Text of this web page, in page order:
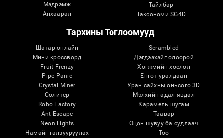
Мэдрэмж
Анхаарал
Тайлбар
Таксономи SG4D
Тархины Тоглоомууд
Шатар онлайн
Мини кроссворд
Fruit Frenzy
Pipe Panic
Crystal Miner
Солитер
Robo Factory
Ant Escape
Neon Lights
Намайг галзууруулах
Scrambled
Дэгдээхэйг олоорой
Хөгжмийн хослол
Eнгөт уралдаан
Уран сайхны оньсого 3D
Мэлхийн адал явдал
Карамель шугам
Таавар
Оцон шувуу ба судлаач
Тоо